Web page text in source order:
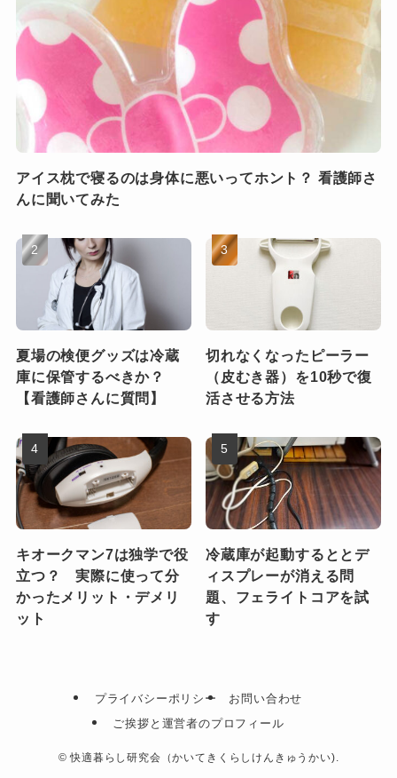
アイス枕で寝るのは身体に悪いってホント？ 看護師さ
んに聞いてみた
夏場の検便グッズは冷蔵
庫に保管するべきか？
【看護師さんに質問】
切れなくなったピーラー
（皮むき器）を10秒で復
活させる方法
キオークマン7は独学で役
立つ？ 実際に使って分
かったメリット・デメリ
ット
冷蔵庫が起動するととデ
ィスプレーが消える問
題、フェライトコアを試
す
プライバシーポリシー
お問い合わせ
ご挨拶と運営者のプロフィール
© 快適暮らし研究会（かいてきくらしけんきゅうかい).